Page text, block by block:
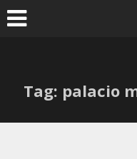
Ir
al
Tag: palacio